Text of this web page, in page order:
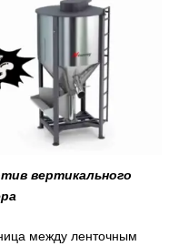
вертикального
между ленточным